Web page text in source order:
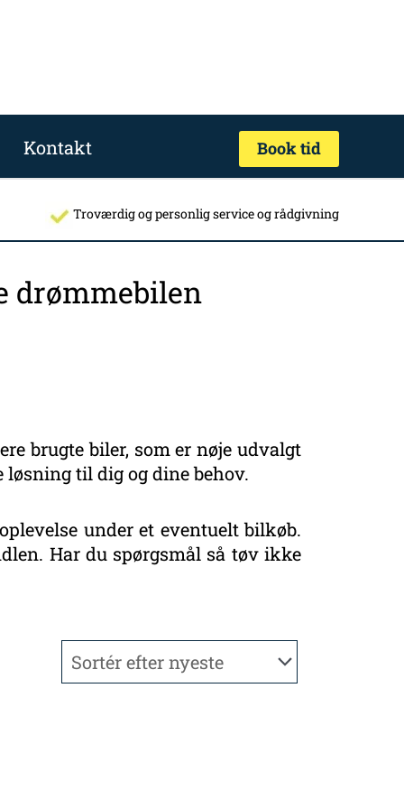
Kontakt Book tid
Troværdig og personlig service og rådgivning
drømmebilen
brugte biler, som er nøje udvalgt
til dig og dine behov.
under et eventuelt bilkøb.
Har du spørgsmål så tøv ikke